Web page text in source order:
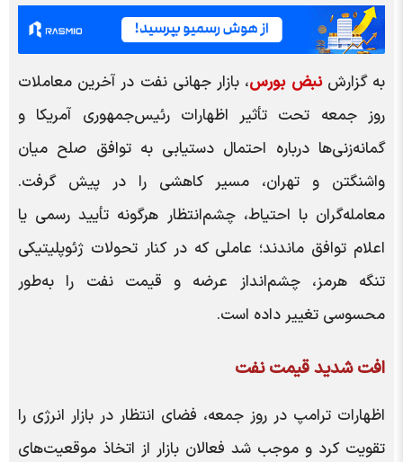
به گزارشنبض بورس، بازار جهانی نفت در آخرین معاملات
روز جمعه تحت تأثیر اظهارات رئیس‌جمهوری آمریکا و
گمانه‌زنی‌ها درباره احتمال دستیابی به توافق صلح میان
واشنگتن و تهران، مسیر کاهشی را در پیش گرفت.
معامله‌گران با احتیاط، چشم‌انتظار هرگونه تأیید رسمی یا
اعلام توافق ماندند؛ عاملی که در کنار تحولات ژئوپلیتیکی
تنگه هرمز، چشم‌انداز عرضه و قیمت نفت را به‌طور
محسوسی تغییر داده است.
افت شدید قیمت نفت
اظهارات ترامپ در روز جمعه، فضای انتظار در بازار انرژی را
تقویت کرد و موجب شد فعالان بازار از اتخاذ موقعیت‌های